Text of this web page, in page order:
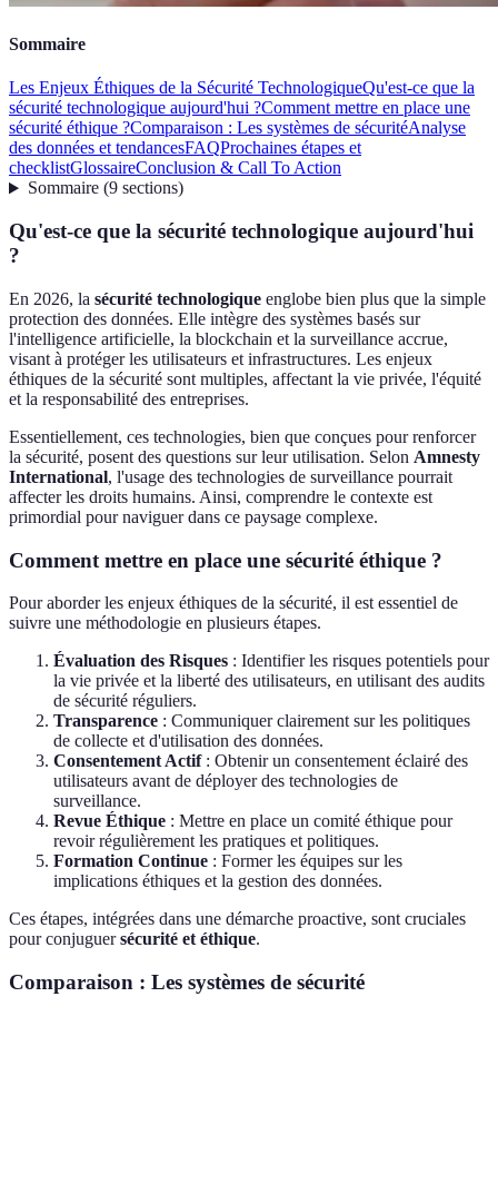
Sommaire
Les Enjeux Éthiques de la Sécurité TechnologiqueQu'est-ce que la
sécurité technologique aujourd'hui ?Comment mettre en place une
sécurité éthique ?Comparaison : Les systèmes de sécuritéAnalyse
des données et tendancesFAQProchaines étapes et
checklistGlossaireConclusion & Call To Action
Sommaire(9 sections)
Qu'est-ce que la sécurité technologique aujourd'hui
?
En 2026, la sécurité technologique englobe bien plus que la simple
protection des données. Elle intègre des systèmes basés sur
l'intelligence artificielle, la blockchain et la surveillance accrue,
visant à protéger les utilisateurs et infrastructures. Les enjeux
éthiques de la sécurité sont multiples, affectant la vie privée, l'équité
et la responsabilité des entreprises.
Essentiellement, ces technologies, bien que conçues pour renforcer
la sécurité, posent des questions sur leur utilisation. Selon Amnesty
International, l'usage des technologies de surveillance pourrait
affecter les droits humains. Ainsi, comprendre le contexte est
primordial pour naviguer dans ce paysage complexe.
Comment mettre en place une sécurité éthique ?
Pour aborder les enjeux éthiques de la sécurité, il est essentiel de
suivre une méthodologie en plusieurs étapes.
Évaluation des Risques : Identifier les risques potentiels pour
la vie privée et la liberté des utilisateurs, en utilisant des audits
de sécurité réguliers.
Transparence : Communiquer clairement sur les politiques
de collecte et d'utilisation des données.
Consentement Actif: Obtenir un consentement éclairé des
utilisateurs avant de déployer des technologies de
surveillance.
Revue Éthique : Mettre en place un comité éthique pour
revoir régulièrement les pratiques et politiques.
Formation Continue : Former les équipes sur les
implications éthiques et la gestion des données.
Ces étapes, intégrées dans une démarche proactive, sont cruciales
pour conjuguersécurité et éthique.
Comparaison : Les systèmes de sécurité